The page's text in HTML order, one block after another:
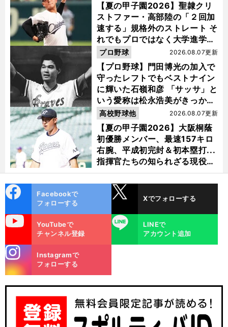
【夏の甲子園2026】聖隷クリ
ストファー・高部陸の「２回加
速する」規格外のストレート そ
れでもプロではなく大学進学を
選ぶ理由
【プロ野球】門田博光の加入で
守ったレフトでもベストナイン
に輝いた石嶺和彦 「サッサ」と
いう愛称は松永浩美がきっか
け？
2026.08.07更新
プロ野球
【夏の甲子園2026】大阪桐蔭
初優勝メンバー、最速157キロ
右腕、平成初完封＆初本塁打...
指揮官たちの知られざる現役時
代
2026.08.07更新
高校野球他
ok
Facebookで
フォローする
Xでフォローする
YouTubeで
チャンネル登録
LINE
LINEで
アカウント追加
m
Instagramで
フォローする